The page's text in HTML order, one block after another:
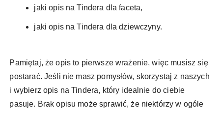
jaki opis na Tindera dla faceta,
jaki opis na Tindera dla dziewczyny.
Pamiętaj, że opis to pierwsze wrażenie, więc musisz się
postarać. Jeśli nie masz pomysłów, skorzystaj z naszych
i wybierz opis na Tindera, który idealnie do ciebie
pasuje. Brak opisu może sprawić, że niektórzy w ogóle